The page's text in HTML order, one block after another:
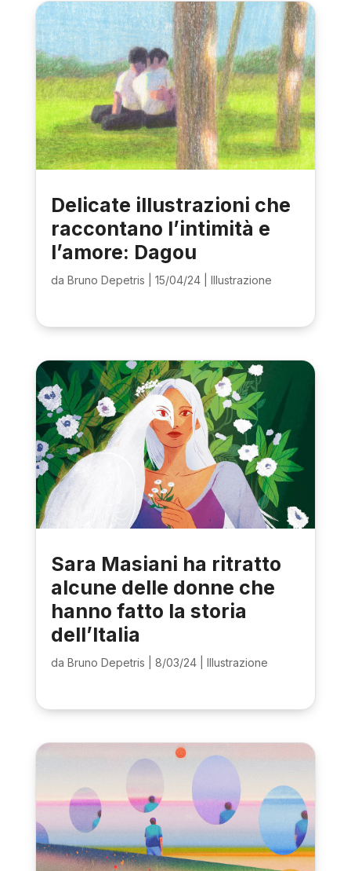
Delicate illustrazioni che
raccontano l’intimità e
l’amore: Dagou
da Bruno Depetris 15/04/24| Illustrazione
Sara Masiani ha ritratto
alcune delle donne che
hanno fatto la storia
dell’Italia
da Bruno Depetris 8/03/24| Illustrazione